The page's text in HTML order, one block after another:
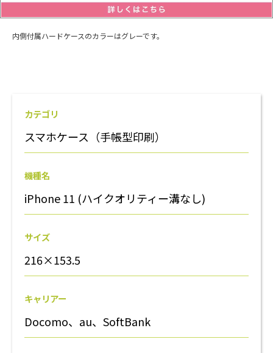
内側付属ハードケースのカラーはグレーです。
カテゴリ
スマホケース（手帳型印刷）
機種名
iPhone 11 (ハイクオリティー溝なし)
サイズ
216×153.5
キャリアー
Docomo、au、SoftBank